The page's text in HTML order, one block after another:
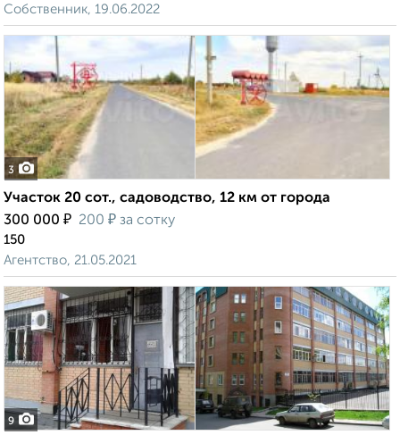
Собственник, 19.06.2022
3
Участок 20 сот., садоводство, 12 км от города
300 000 ₽ 200 ₽ за сотку
150
Агентство, 21.05.2021
9